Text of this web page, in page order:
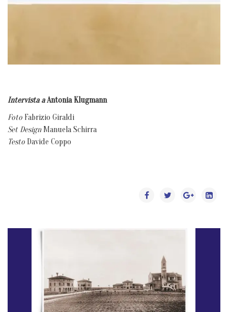
Intervista aAntonia Klugmann
Foto Fabrizio Giraldi
Set Design Manuela Schirra
Testo Davide Coppo